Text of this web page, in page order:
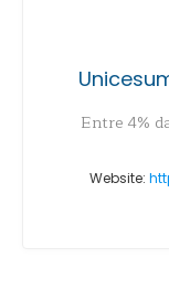
Entre 4%
Website: